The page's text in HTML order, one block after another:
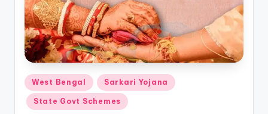
Posted
in
West Bengal Sarkari Yojana
State Govt Schemes